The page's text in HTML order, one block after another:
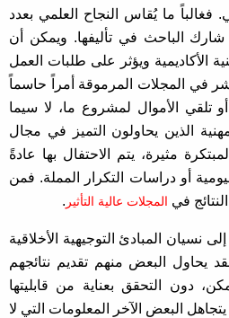
فغالباً ما يُقاس النجاح العلمي بعدد
شارك الباحث في تأليفها. ويمكن أن
الأكاديمية ويؤثر على طلبات العمل
في المجلات المرموقة أمراً حاسماً
الأموال لمشروع ما، لا سيما
الذين يحاولون التميز في مجال
مثيرة، يتم الاحتفال بها عادةً
أو دراسات التكرار المملة. فمن
في المجلات عالية التأثير .
نسيان المبادئ التوجيهية الأخلاقية
يحاول البعض منهم تقديم نتائجهم
دون التحقق بعناية من قابليتها
البعض الآخر المعلومات التي لا